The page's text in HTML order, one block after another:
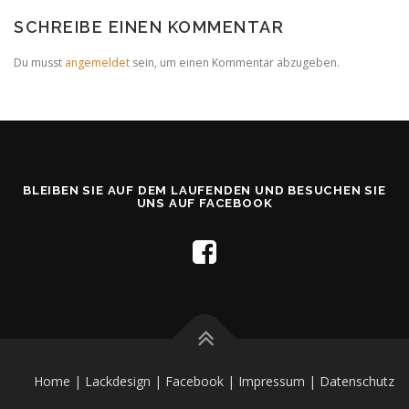
SCHREIBE EINEN KOMMENTAR
Du musst angemeldet sein, um einen Kommentar abzugeben.
BLEIBEN SIE AUF DEM LAUFENDEN UND BESUCHEN SIE
UNS AUF FACEBOOK
Home | Lackdesign | Facebook | Impressum | Datenschutz